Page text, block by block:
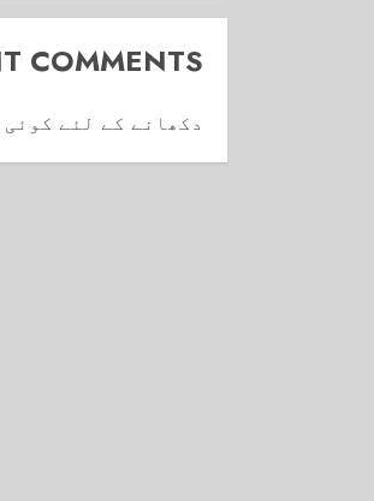
COMMENTS
دکھانے کے لئے